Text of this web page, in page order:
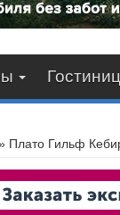
Плато Гильф